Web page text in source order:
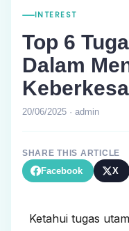
INTEREST
Top 6
Dalam
20/06/2025 · admin
SHARE THIS ARTICLE
Facebook X
Ketahui tugas